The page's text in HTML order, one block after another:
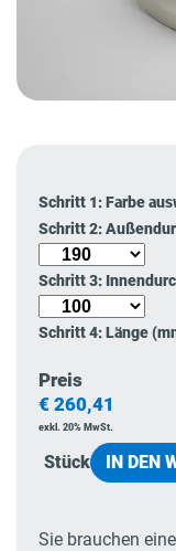
Schritt 1: Farbe
Schritt 2:
Schritt 3:
Schritt 4: Länge
Preis
€ 260,41
exkl. 20% MwSt.
Stück IN DEN
Sie brauchen eine